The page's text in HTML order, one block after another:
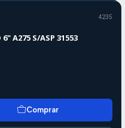
4235
A275 S/ASP 31553
Comprar